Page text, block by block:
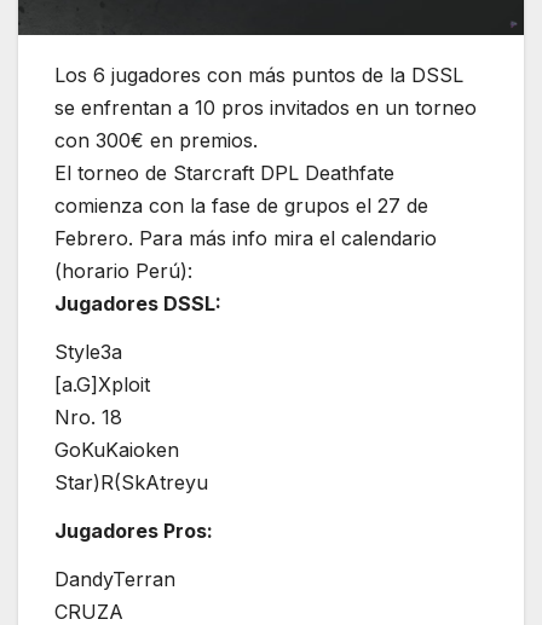
Los 6 jugadores con más puntos de la DSSL
se enfrentan a 10 pros invitados en un torneo
con 300€ en premios.
El torneo de Starcraft DPL Deathfate
comienza con la fase de grupos el 27 de
Febrero. Para más info mira el calendario
(horario Perú):
Jugadores DSSL:
Style3a
[a.G]Xploit
Nro. 18
GoKuKaioken
Star)R(SkAtreyu
Jugadores Pros:
DandyTerran
CRUZA